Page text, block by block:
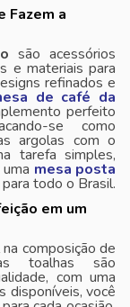
Fazem a
são acessórios
e materiais para
refinados e
de café da
perfeito
se como
argolas com o
tarefa simples,
mesa posta
todo o Brasil.
em um
composição de
toalhas são
com uma
disponíveis, você